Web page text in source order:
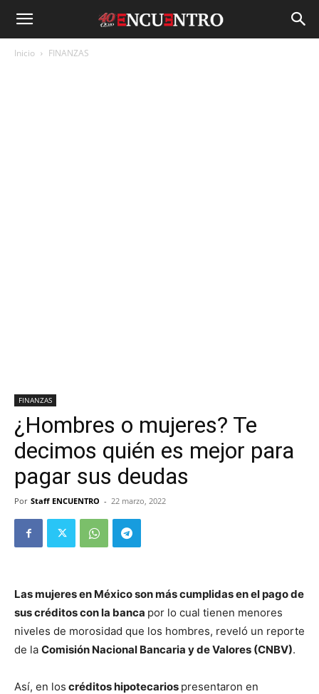
Inicio FINANZAS
FINANZAS
¿Hombres o mujeres? Te
decimos quién es mejor para
pagar sus deudas
Por Staff ENCUENTRO - 22 marzo, 2022
Las mujeres en México son más cumplidas en el pago de
sus créditos con la banca por lo cual tienen menores
niveles de morosidad que los hombres, reveló un reporte
de la Comisión Nacional Bancaria y de Valores (CNBV).
Así, en los créditos hipotecarios presentaron en